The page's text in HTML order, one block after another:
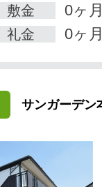
敷金 0ヶ月
礼金 0ヶ月
サンガーデン